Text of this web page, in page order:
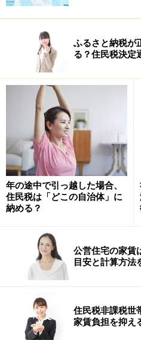
https://www.soumu.go.jp/
czaisei_seido/furusato/
全額控除されるふるさと納税
総務省「ふるさと納税ポータ
加工）※1「共働き」は、ふるさ
（特別）控除の適用を受けてい
偶者の給与収入が201万円超の
と納税を行う方の配偶者に収入
※3「高校生」は「16歳から18
生」は「19歳から22歳の特定
は、住宅ローン控除や医療費
い給与所得者のケースとなりま
て、給与収入の15%と仮定して
図表では、「ふるさと納税
区分だけでなく、「独身又
（大学生）」「夫婦＋子2人
ったような「ふるさと納税
されています。
ふるさと納税が
る？住民税決定
年の途中で引っ越した場合、
住民税は「どこの自治体」に
納める？
公営住宅の家賃
目安と計算方法
住民税非課税世
家賃負担を抑え